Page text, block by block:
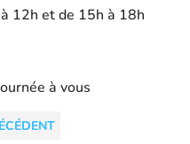
12h et de 15h à 18h
à vous